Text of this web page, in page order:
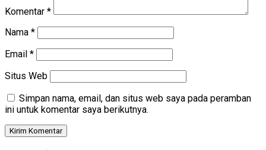
Komentar *
Nama *
Email *
Situs Web
Simpan nama, email, dan situs web saya pada peramban
ini untuk komentar saya berikutnya.